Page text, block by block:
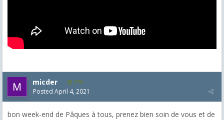
micder 279
Posted April 4, 2021
bon week-end de Pâques à tous, prenez bien soin de vous et de